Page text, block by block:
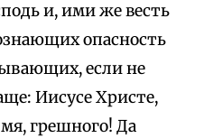
и, ими же весть
опасность
если не
Иисусе Христе,
грешного! Да